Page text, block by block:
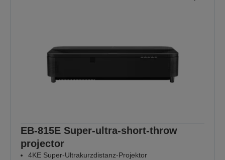
EB-815E Super-ultra-short-throw
projector
4KE Super-Ultrakurzdistanz-Projektor